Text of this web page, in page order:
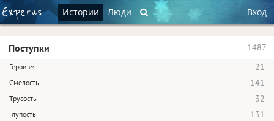
Истории Люди Вход
Поступки 1487
Героизм 21
Смелость 141
Трусость 32
Глупость 131